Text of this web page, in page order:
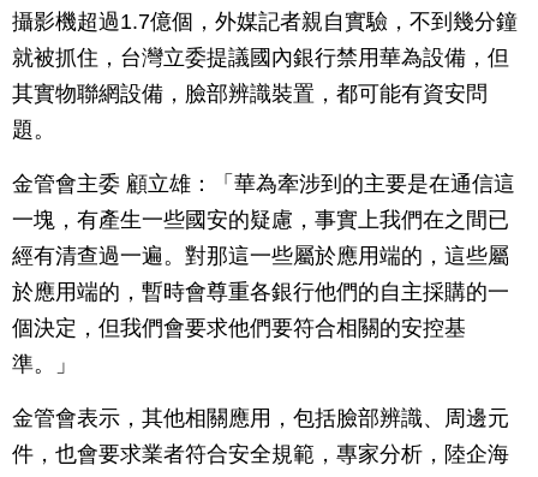
攝影機超過1.7億個，外媒記者親自實驗，不到幾分鐘
就被抓住，台灣立委提議國內銀行禁用華為設備，但
其實物聯網設備，臉部辨識裝置，都可能有資安問
題。
金管會主委 顧立雄：「華為牽涉到的主要是在通信這
一塊，有產生一些國安的疑慮，事實上我們在之間已
經有清查過一遍。對那這一些屬於應用端的，這些屬
於應用端的，暫時會尊重各銀行他們的自主採購的一
個決定，但我們會要求他們要符合相關的安控基
準。」
金管會表示，其他相關應用，包括臉部辨識、周邊元
件，也會要求業者符合安全規範，專家分析，陸企海